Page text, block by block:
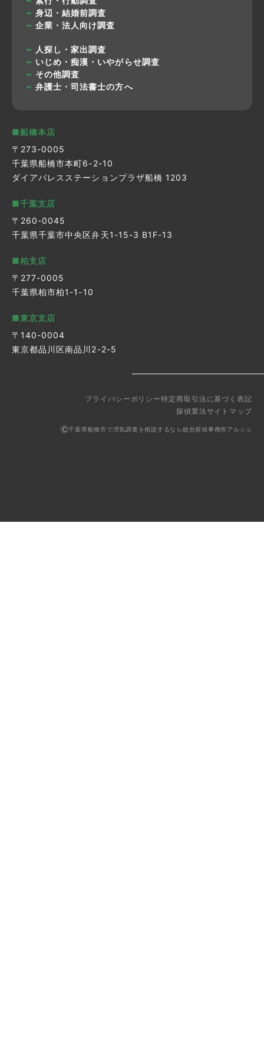
身辺・結婚前調査
企業・法人向け調査
人探し・家出調査
いじめ・痴漢・いやがらせ調査
その他調査
弁護士・司法書士の方へ
■船橋本店
〒273-0005
千葉県船橋市本町6-2-10
ダイアパレスステーションプラザ船橋 1203
■千葉支店
〒260-0045
千葉県千葉市中央区弁天1-15-3 B1F-13
■柏支店
〒277-0005
千葉県柏市柏1-1-10
■東京支店
〒140-0004
東京都品川区南品川2-2-5
プライバシーポリシー特定商取引法に基づく表記
探偵業法サイトマップ
千葉県船橋市で浮気調査を相談するなら総合探偵事務所アルシュ